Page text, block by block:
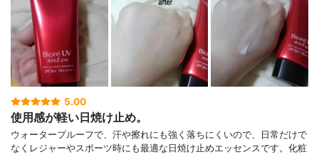
5.00
使用感が軽い日焼け止め。
ウォータープルーフで、汗や擦れにも強く落ちにくいので、日常だけで
なくレジャーやスポーツ時にも最適な日焼け止めエッセンスです。化粧